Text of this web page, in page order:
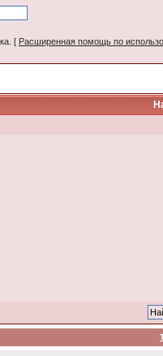
[ Расширенная помощь по